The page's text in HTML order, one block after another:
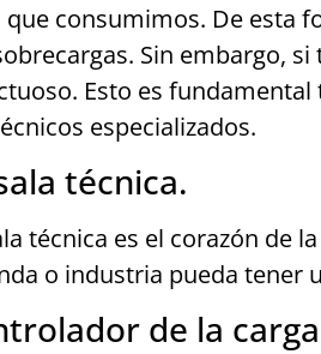
que consumimos. De esta
Sin embargo,
Esto es
especializados.
técnica.
técnica es el corazón de
o industria pueda tener
de la